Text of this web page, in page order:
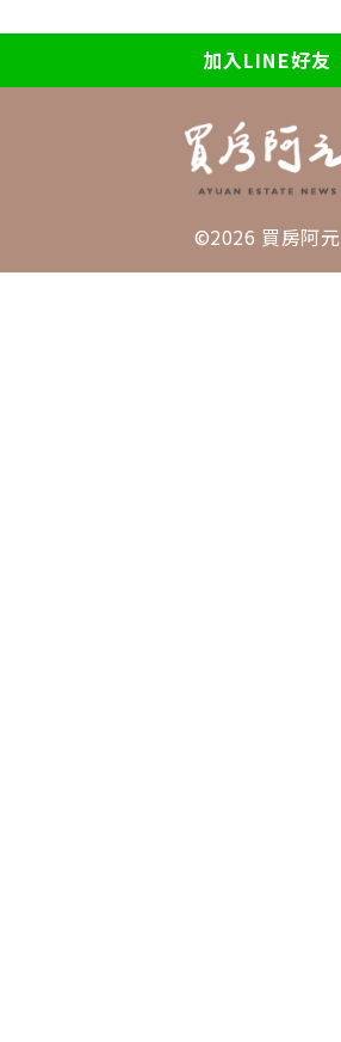
加入LINE好友
©2026 買房阿元